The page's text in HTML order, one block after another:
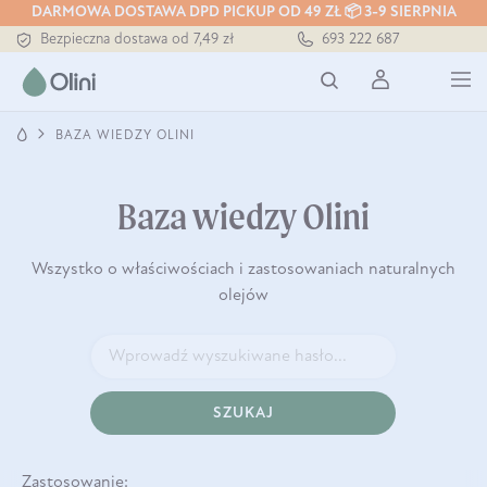
DARMOWA DOSTAWA DPD PICKUP OD 49 ZŁ 📦 3-9 SIERPNIA
Tłoczony zawsze na zimno
Bezpieczna dostawa od 7,49 zł
Tłoczony zawsze na zimno
693 222 687
BAZA WIEDZY OLINI
Baza wiedzy Olini
Wszystko o właściwościach i zastosowaniach naturalnych
olejów
SZUKAJ
Zastosowanie: